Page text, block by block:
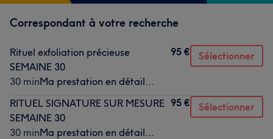
Correspondant à votre recherche
Rituel exfoliation précieuse
SEMAINE 30
30 minMa prestation en détail...
95 € Sélectionner
RITUEL SIGNATURE SUR MESURE
SEMAINE 30
30 minMa prestation en détail...
95 € Sélectionner